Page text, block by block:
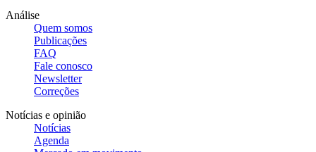
Análise
Quem somos
Publicações
FAQ
Fale conosco
Newsletter
Correções
Notícias e opinião
Notícias
Agenda